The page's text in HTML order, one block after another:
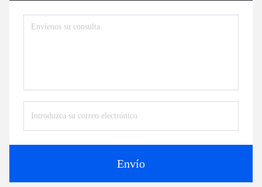
Envío